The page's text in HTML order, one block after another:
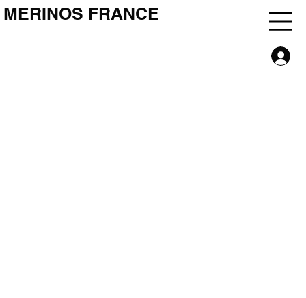
MERINOS FRANCE